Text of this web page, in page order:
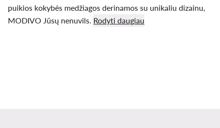
puikios kokybės medžiagos derinamos su unikaliu dizainu,
MODIVO Jūsų nenuvils. Rodyti daugiau